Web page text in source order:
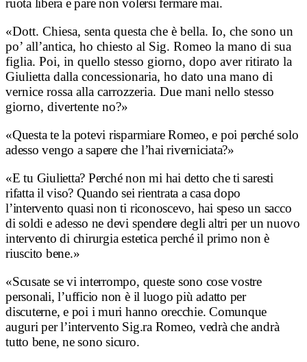
ruota libera e pare non volersi fermare mai.
«Dott. Chiesa, senta questa che è bella. Io, che sono un
po’ all’antica, ho chiesto al Sig. Romeo la mano di sua
figlia. Poi, in quello stesso giorno, dopo aver ritirato la
Giulietta dalla concessionaria, ho dato una mano di
vernice rossa alla carrozzeria. Due mani nello stesso
giorno, divertente no?»
«Questa te la potevi risparmiare Romeo, e poi perché solo
adesso vengo a sapere che l’hai riverniciata?»
«E tu Giulietta? Perché non mi hai detto che ti saresti
rifatta il viso? Quando sei rientrata a casa dopo
l’intervento quasi non ti riconoscevo, hai speso un sacco
di soldi e adesso ne devi spendere degli altri per un nuovo
intervento di chirurgia estetica perché il primo non è
riuscito bene.»
«Scusate se vi interrompo, queste sono cose vostre
personali, l’ufficio non è il luogo più adatto per
discuterne, e poi i muri hanno orecchie. Comunque
auguri per l’intervento Sig.ra Romeo, vedrà che andrà
tutto bene, ne sono sicuro.